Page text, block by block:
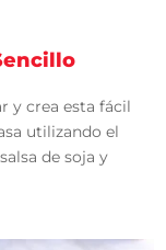
y crea esta fácil
utilizando el
de soja y